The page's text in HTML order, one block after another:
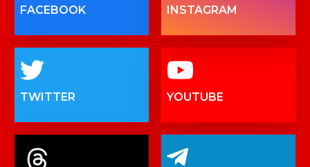
FACEBOOK INSTAGRAM
TWITTER YOUTUBE